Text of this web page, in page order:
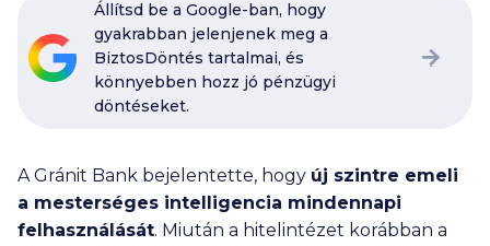
Állítsd be a Google-ban, hogy
gyakrabban jelenjenek meg a
BiztosDöntés tartalmai, és
könnyebben hozz jó pénzügyi
döntéseket.
A Gránit Bank bejelentette, hogy új szintre emeli
a mesterséges intelligencia mindennapi
felhasználását. Miután a hitelintézet korábban a